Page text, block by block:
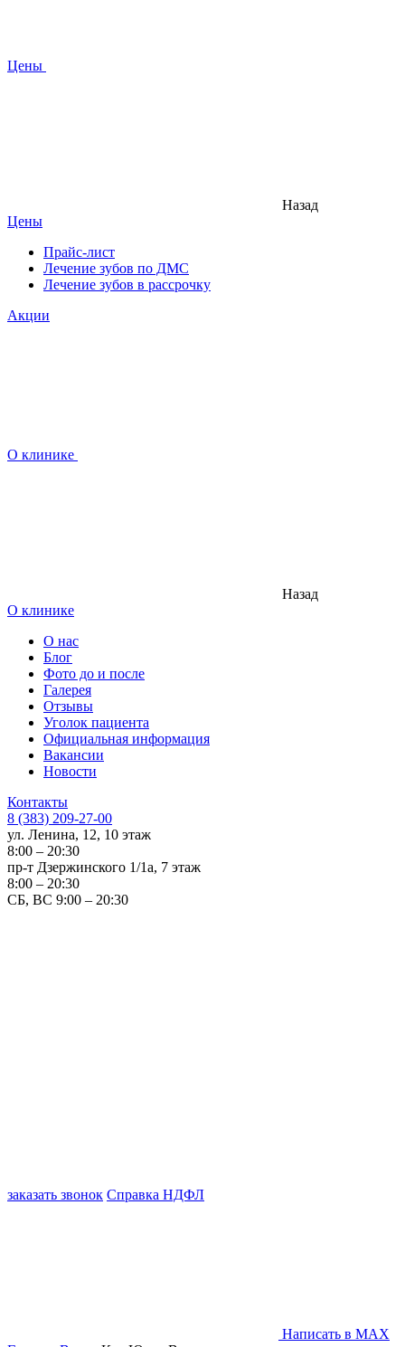
Цены
Назад
Цены
Прайс-лист
Лечение зубов по ДМС
Лечение зубов в рассрочку
Акции
О клинике
Назад
О клинике
О нас
Блог
Фото до и после
Галерея
Отзывы
Уголок пациента
Официальная информация
Вакансии
Новости
Контакты
8 (383) 209-27-00
ул. Ленина, 12, 10 этаж
8:00 – 20:30
пр-т Дзержинского 1/1а, 7 этаж
8:00 – 20:30
СБ, ВС 9:00 – 20:30
заказать звонок Справка НДФЛ
Написать в MAX